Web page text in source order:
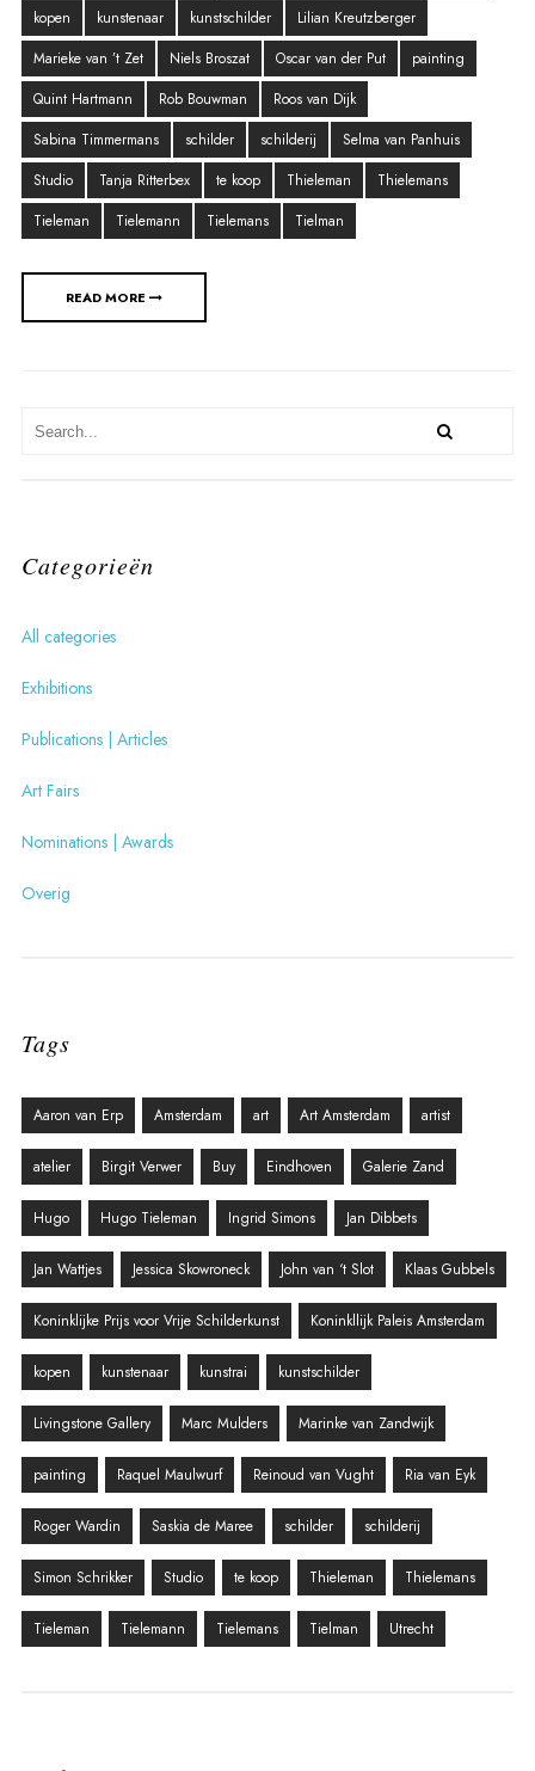
kopen
kunstenaar kunstschilder
Lilian Kreutzberger
Marieke van ’t Zet
Niels Broszat Oscar van der Put
painting
Quint Hartmann
Rob Bouwman
Roos van Dijk
Sabina Timmermans
schilder schilderij
Selma van Panhuis
Studio
Tanja Ritterbex te koop Thieleman
Thielemans
Tieleman
Tielemann Tielemans Tielman
READ MORE
Categorieën
All categories
Exhibitions
Publications | Articles
Art Fairs
Nominations | Awards
Overig
Tags
Aaron van Erp Amsterdam art Art Amsterdam artist
atelier Birgit Verwer Buy Eindhoven Galerie Zand
Hugo Hugo Tieleman Ingrid Simons Jan Dibbets
Jan Wattjes Jessica Skowroneck John van ‘t Slot Klaas Gubbels
Koninklijke Prijs voor Vrije Schilderkunst Koninkllijk Paleis Amsterdam
kopen kunstenaar kunstrai kunstschilder
Livingstone Gallery Marc Mulders Marinke van Zandwijk
painting Raquel Maulwurf Reinoud van Vught Ria van Eyk
Roger Wardin Saskia de Maree schilder schilderij
Simon Schrikker Studio te koop Thieleman Thielemans
Tieleman Tielemann Tielemans Tielman Utrecht